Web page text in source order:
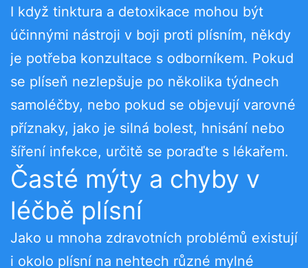
I když tinktura a detoxikace mohou být
účinnými nástroji v boji proti plísním, někdy
je potřeba konzultace s odborníkem. Pokud
se plíseň nezlepšuje po několika týdnech
samoléčby, nebo pokud se objevují varovné
příznaky, jako je silná bolest, hnisání nebo
šíření infekce, určitě se poraďte s lékařem.
Časté mýty a chyby v
léčbě plísní
Jako u mnoha zdravotních problémů existují
i okolo plísní na nehtech různé mylné